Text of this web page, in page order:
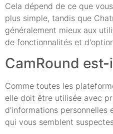
Cela dépend de ce que
plus simple, tandis que
généralement mieux aux
de fonctionnalités et
CamRound est-
Comme toutes les
elle doit être utilisée avec
d'informations personnelles
qui vous semblent